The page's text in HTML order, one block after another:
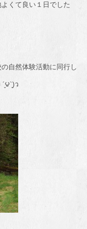
くて良い１日でした
自然体験活動に同行し
´͈౪`͈)ว